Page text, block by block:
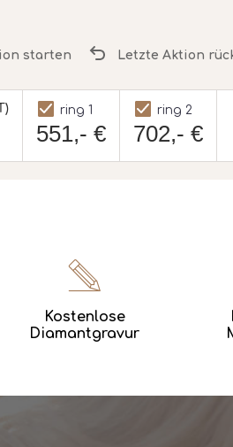
starten Letzte Aktion
ring 1
551,- €
ring 2
702,- €
Kostenlose
Diamantgravur